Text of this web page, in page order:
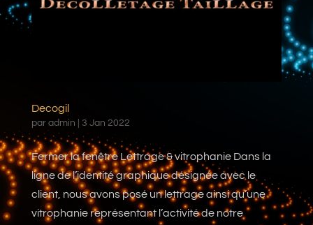
Decogil
par admin 3 Jan 2022
Fermer la fenêtre Lettrage & vitrophanie Dans la
ligne de l’identité graphique désignée avec le
client, nous avons posé un lettrage ainsi qu’une
vitrophanie représentant l’activité de notre